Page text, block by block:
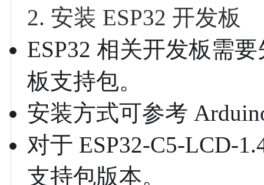
2. 安装 ESP32 开发板
ESP32 相关开发板需要
板支持包。
安装方式可参考
对于 ESP32-C5-LCD-
支持包版本。